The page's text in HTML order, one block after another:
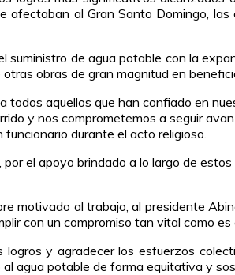
afectaban al Gran Santo Domingo,
de agua potable con la
obras de gran magnitud en
aquellos que han confiado en
y nos comprometemos a seguir
durante el acto religioso.
el apoyo brindado a lo largo de
motivado al trabajo, al presidente
con un compromiso tan vital como
y agradecer los esfuerzos
agua potable de forma equitativa y